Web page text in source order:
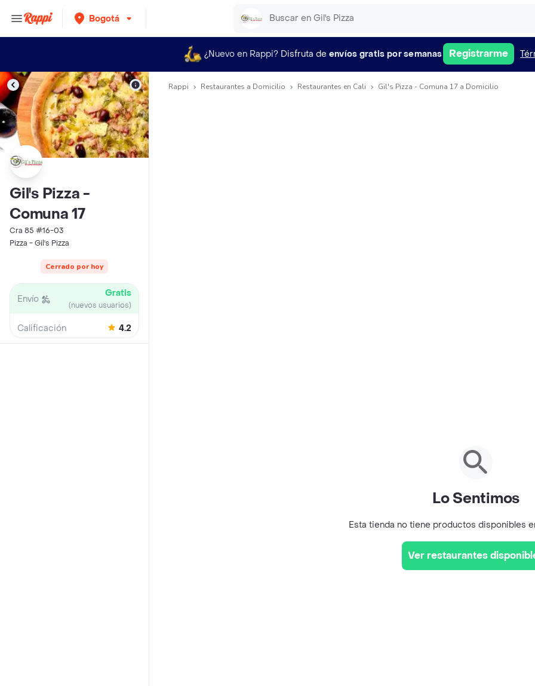
Bogotá
¿Nuevo en Rappi? Disfruta de envíos gratis por semanas Registrarme
Gil's Pizza -
Comuna 17
Cra 85 #16-03
Pizza - Gil's Pizza
Cerrado por hoy
Envío Gratis
(nuevos usuarios)
Calificación 4.2
Rappi Restaurantes a Domicilio Restaurantes en Cali Gil's Pizza - Comuna 17 a Domicilio
Lo Sentimos
Esta tienda no tiene productos disponibles
Ver restaurantes